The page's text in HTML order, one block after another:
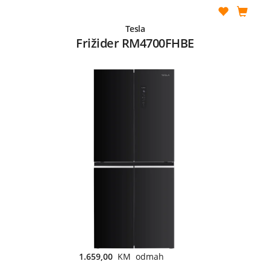
Tesla
Frižider RM4700FHBE
1.659,00 KM odmah